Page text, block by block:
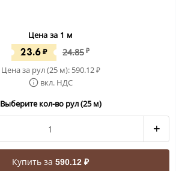
Цена за 1 м
23.6₽ 24.85 ₽
Цена за рул (25 м): 590.12₽
вкл. НДС
Выберите кол-во рул (25 м)
+
Купить за 590.12 ₽